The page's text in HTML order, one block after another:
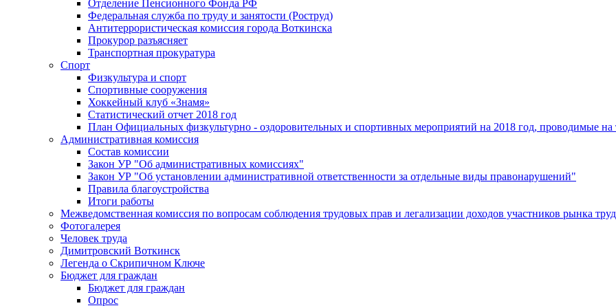
Отделение Пенсионного Фонда РФ
Федеральная служба по труду и занятости (Роструд)
Антитеррористическая комиссия города Воткинска
Прокурор разъясняет
Транспортная прокуратура
Спорт
Физкультура и спорт
Спортивные сооружения
Хоккейный клуб «Знамя»
Статистический отчет 2018 год
План Официальных физкультурно - оздоровительных и спортивных мероприятий на 2018 год, проводимые
Административная комиссия
Состав комиссии
Закон УР "Об административных комиссиях"
Закон УР "Об установлении административной ответственности за отдельные виды правонарушений"
Правила благоустройства
Итоги работы
Межведомственная комиссия по вопросам соблюдения трудовых прав и легализации доходов участников рынка
Фотогалерея
Человек труда
Димитровский Воткинск
Легенда о Скрипичном Ключе
Бюджет для граждан
Бюджет для граждан
Опрос